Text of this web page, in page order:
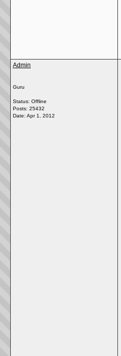
Admin
Guru
Status: Offline
Posts: 25432
Date: Apr 1, 2012